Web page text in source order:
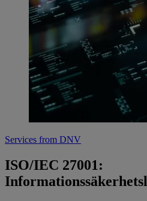
Services from DNV
ISO/IEC 27001: